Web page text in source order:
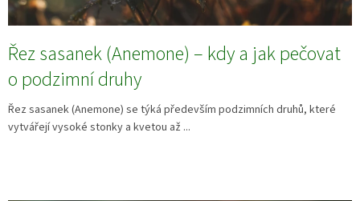
Řez sasanek (Anemone) – kdy a jak pečovat
o podzimní druhy
Řez sasanek (Anemone) se týká především podzimních druhů, které
vytvářejí vysoké stonky a kvetou až ...